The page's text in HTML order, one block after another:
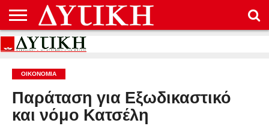
ΑΡΧΙΚΉ
ΕΠΙΚΟΙΝΩΝΊΑ
ΌΡΟΙ
ΠΡΟΣΤΑΣΊΑ
ΔΕΔΟΜΈΝΩΝ
ΟΙΚΟΝΟΜΊΑ
Παράταση για Εξωδικαστικό
και νόμο Κατσέλη